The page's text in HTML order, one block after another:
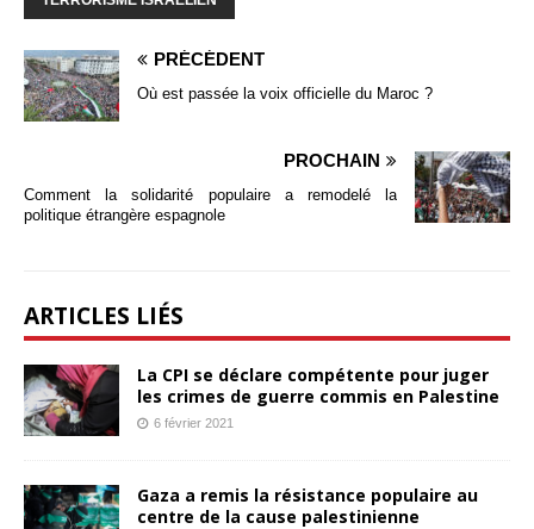
PRÉCÉDENT
Où est passée la voix officielle du Maroc ?
PROCHAIN
Comment la solidarité populaire a remodelé la
politique étrangère espagnole
ARTICLES LIÉS
La CPI se déclare compétente pour juger
les crimes de guerre commis en Palestine
6 février 2021
Gaza a remis la résistance populaire au
centre de la cause palestinienne